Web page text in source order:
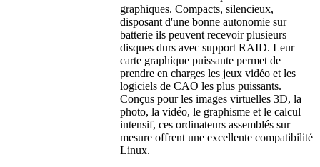
graphiques. Compacts, silencieux,
disposant d'une bonne autonomie sur
batterie ils peuvent recevoir plusieurs
disques durs avec support RAID. Leur
carte graphique puissante permet de
prendre en charges les jeux vidéo et les
logiciels de CAO les plus puissants.
Conçus pour les images virtuelles 3D, la
photo, la vidéo, le graphisme et le calcul
intensif, ces ordinateurs assemblés sur
mesure offrent une excellente compatibilité
Linux.